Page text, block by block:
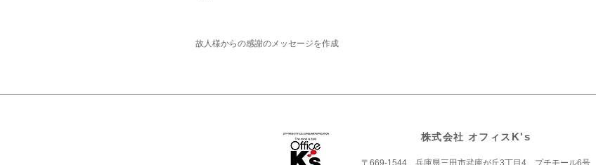
故人様からの感謝のメッセージを作成
株式会社 オフィス K's
〒669-1544 兵庫県三田市武庫が丘3丁目4 プチモール6号